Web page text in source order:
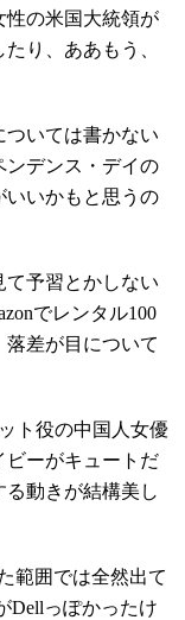
性の米国大統領が
り、ああもう、
ついては書かない
ンデンス・デイの
いいかもと思うの
て予習とかしない
でレンタル100
差が目について
ト役の中国人女優
ビーがキュートだ
動きが結構美し
範囲では全然出て
Dellっぽかったけ